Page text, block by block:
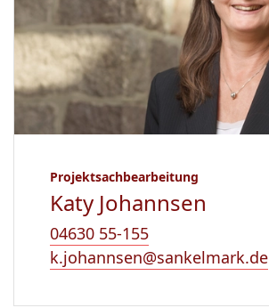
Projektsachbearbeitung
Katy Johannsen
04630 55-155
k.johannsen@sankelmark.de